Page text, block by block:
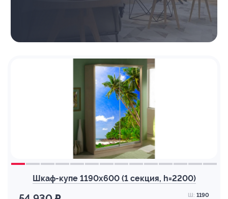
Шкаф-купе 1190х600 (1 секция, h=2200)
Ш: 1190